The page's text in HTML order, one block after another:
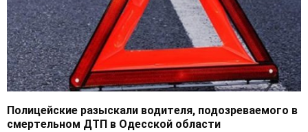
Полицейские разыскали водителя, подозреваемого в
смертельном ДТП в Одесской области